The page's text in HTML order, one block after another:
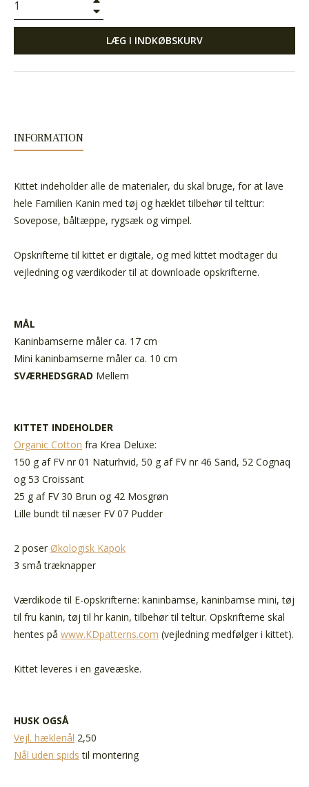
LÆG I INDKØBSKURV
INFORMATION
Kittet indeholder alle de materialer, du skal bruge, for at lave
hele Familien Kanin med tøj og hæklet tilbehør til telttur:
Sovepose, båltæppe, rygsæk og vimpel.
Opskrifterne til kittet er digitale, og med kittet modtager du
vejledning og værdikoder til at downloade opskrifterne.
MÅL
Kaninbamserne måler ca. 17 cm
Mini kaninbamserne måler ca. 10 cm
SVÆRHEDSGRAD Mellem
KITTET INDEHOLDER
Organic Cotton fra Krea Deluxe:
150 g af FV nr 01 Naturhvid, 50 g af FV nr 46 Sand, 52 Cognaq
og 53 Croissant
25 g af FV 30 Brun og 42 Mosgrøn
Lille bundt til næser FV 07 Pudder
2 poser Økologisk Kapok
3 små træknapper
Værdikode til E-opskrifterne: kaninbamse, kaninbamse mini, tøj
til fru kanin, tøj til hr kanin, tilbehør til teltur. Opskrifterne skal
hentes på www.KDpatterns.com (vejledning medfølger i kittet).
Kittet leveres i en gaveæske.
HUSK OGSÅ
Vejl. hæklenål 2,50
Nål uden spids til montering